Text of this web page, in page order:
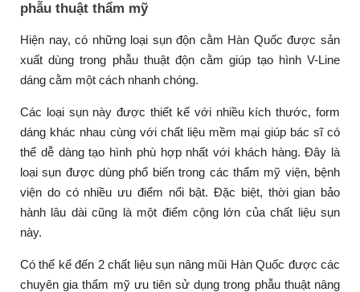
phẫu thuật thẩm mỹ
Hiện nay, có những loại sụn độn cằm Hàn Quốc được sản
xuất dùng trong phẫu thuật độn cằm giúp tạo hình V-Line
dáng cằm một cách nhanh chóng.
Các loại sụn này được thiết kế với nhiều kích thước, form
dáng khác nhau cùng với chất liệu mềm mại giúp bác sĩ có
thể dễ dàng tạo hình phù hợp nhất với khách hàng. Đây là
loại sụn được dùng phổ biến trong các thẩm mỹ viện, bệnh
viện do có nhiều ưu điểm nổi bật. Đặc biệt, thời gian bảo
hành lâu dài cũng là một điểm cộng lớn của chất liệu sụn
này.
Có thể kể đến 2 chất liệu sụn nâng mũi Hàn Quốc được các
chuyên gia thẩm mỹ ưu tiên sử dụng trong phẫu thuật nâng